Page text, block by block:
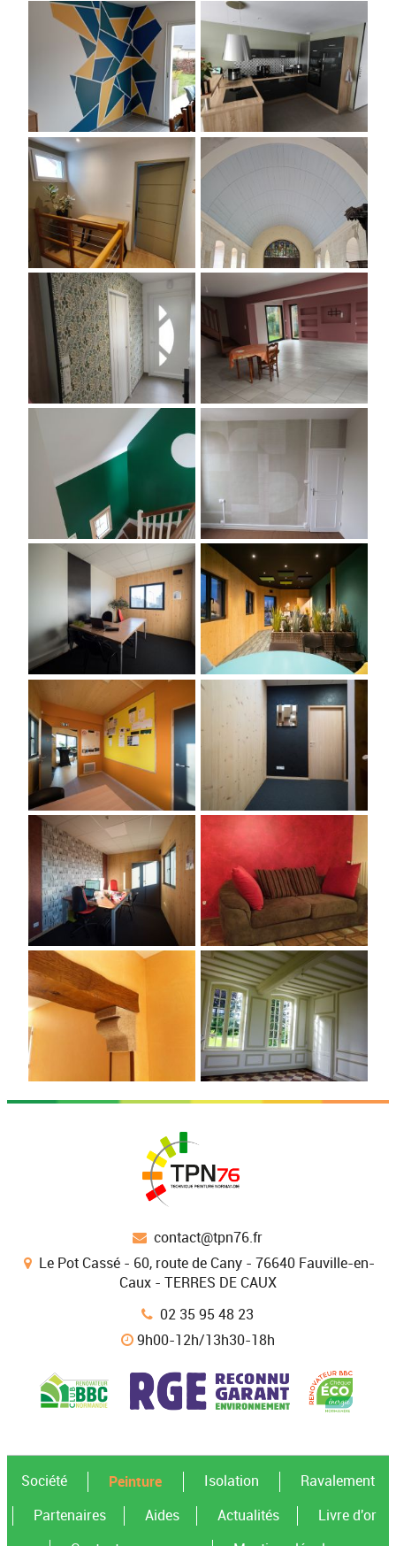
contact@tpn76.fr
Le Pot Cassé - 60, route de Cany - 76640 Fauville-en-
Caux - TERRES DE CAUX
02 35 95 48 23
9h00-12h/13h30-18h
Société Peinture Isolation Ravalement
Partenaires Aides Actualités
Livre d'or